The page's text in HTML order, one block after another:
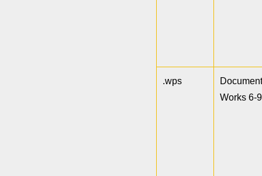
.wps
Works 6-9